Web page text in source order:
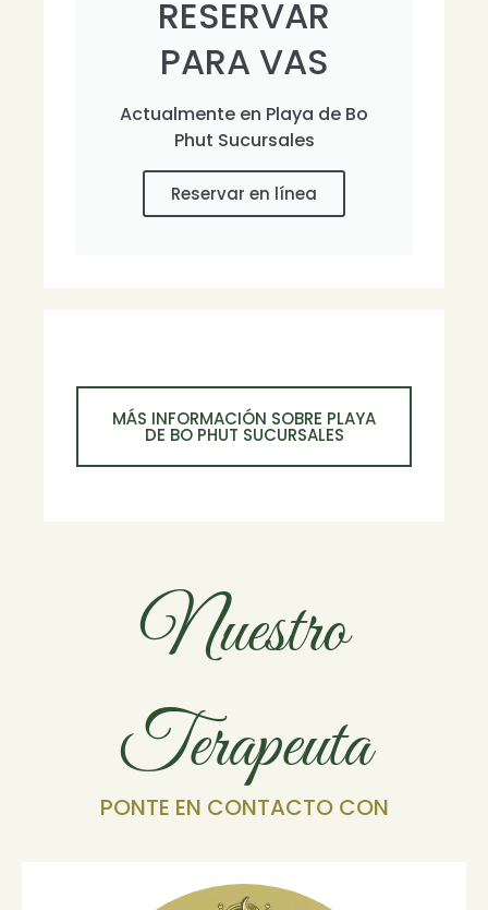
RESERVAR
PARA VAS
Actualmente en Playa de Bo
Phut Sucursales
Reservar en línea
MÁS INFORMACIÓN SOBRE PLAYA
DE BO PHUT SUCURSALES
Nuestro
Terapeuta
PONTE EN CONTACTO CON